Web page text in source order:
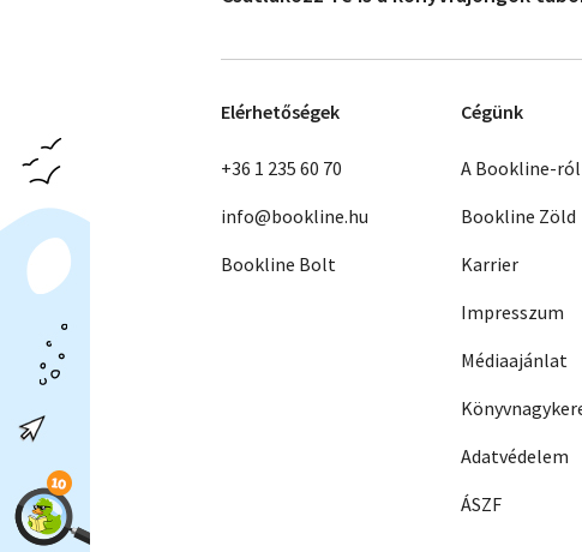
Elérhetőségek
+36 1 235 60 70
info@bookline.hu
Bookline Bolt
Cégünk
A Bookline-
Bookline Zöld
Karrier
Impresszum
Médiaajánlat
Adatvédelem
ÁSZF